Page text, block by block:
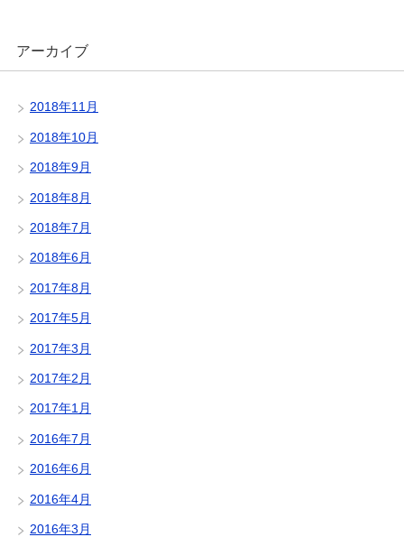
アーカイブ
2018年11月
2018年10月
2018年9月
2018年8月
2018年7月
2018年6月
2017年8月
2017年5月
2017年3月
2017年2月
2017年1月
2016年7月
2016年6月
2016年4月
2016年3月